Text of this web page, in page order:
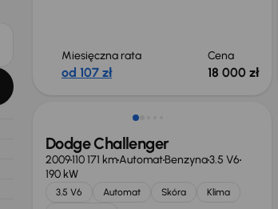
Miesięczna rata
od 107 zł
Cena
18 000 zł
Świeżo skupione
Dodge Challenger
2009110 171 kmAutomatBenzyna3.5 V6
190 kW
3.5 V6 Automat Skóra
Klima